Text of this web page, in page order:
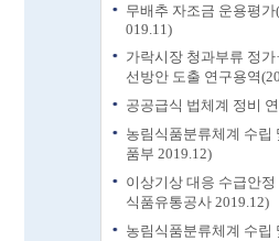
무배추 자조금 운용평
019.11)
가락시장 청과부류 정
선방안 도출 연구용역
공공급식 법체계 정비
농림식품분류체계 수립
품부 2019.12)
이상기상 대응 수급안
식품유통공사 2019.12)
농림식품분류체계 수립